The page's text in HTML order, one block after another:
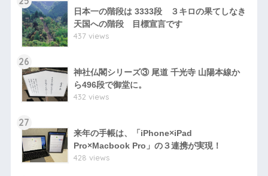
日本一の階段は 3333段 ３キロの果てしなき
天国への階段 目標宣言です
437 views
26
神社仏閣シリーズ③ 尾道 千光寺 山陽本線か
ら496段で御堂に。
432 views
27
来年の手帳は、「iPhone×iPad
Pro×Macbook Pro」の３連携が実現！
428 views